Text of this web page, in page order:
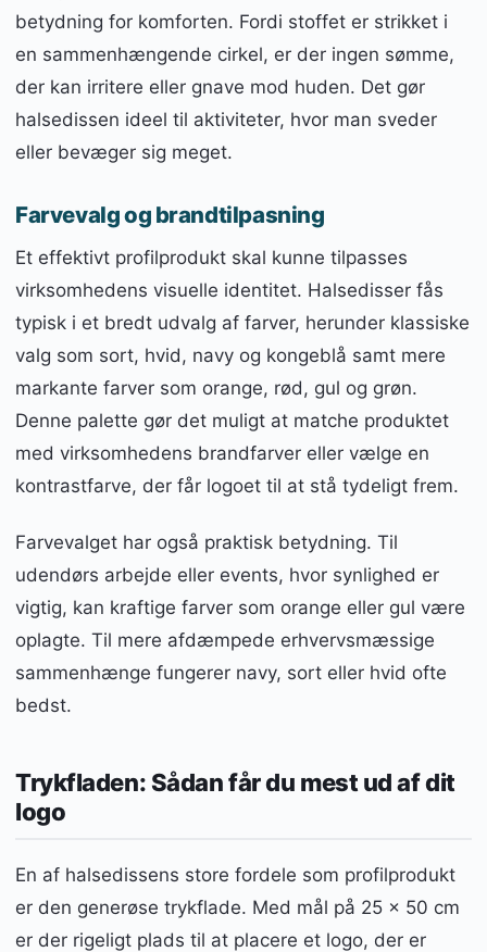
betydning for komforten. Fordi stoffet er strikket i
en sammenhængende cirkel, er der ingen sømme,
der kan irritere eller gnave mod huden. Det gør
halsedissen ideel til aktiviteter, hvor man sveder
eller bevæger sig meget.
Farvevalg og brandtilpasning
Et effektivt profilprodukt skal kunne tilpasses
virksomhedens visuelle identitet. Halsedisser fås
typisk i et bredt udvalg af farver, herunder klassiske
valg som sort, hvid, navy og kongeblå samt mere
markante farver som orange, rød, gul og grøn.
Denne palette gør det muligt at matche produktet
med virksomhedens brandfarver eller vælge en
kontrastfarve, der får logoet til at stå tydeligt frem.
Farvevalget har også praktisk betydning. Til
udendørs arbejde eller events, hvor synlighed er
vigtig, kan kraftige farver som orange eller gul være
oplagte. Til mere afdæmpede erhvervsmæssige
sammenhænge fungerer navy, sort eller hvid ofte
bedst.
Trykfladen: Sådan får du mest ud af dit
logo
En af halsedissens store fordele som profilprodukt
er den generøse trykflade. Med mål på 25 x 50 cm
er der rigeligt plads til at placere et logo, der er